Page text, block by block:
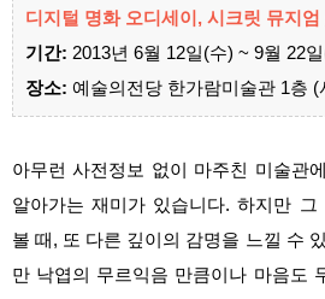
디지털 명화 오디세이, 시크릿 뮤지엄
기간: 2013년 6월 12일(수) ~ 9월 22
장소: 예술의전당 한가람미술관 1층 (
아무런 사전정보 없이 마주친 미술관
알아가는 재미가 있습니다. 하지만
볼 때, 또 다른 깊이의 감명을 느낄 수
만 낙엽의 무르익음 만큼이나 마음도